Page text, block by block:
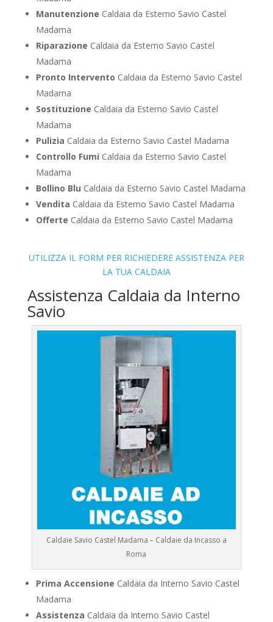
Manutenzione Caldaia da Esterno Savio Castel
Madama
Riparazione Caldaia da Esterno Savio Castel
Madama
Pronto Intervento Caldaia da Esterno Savio Castel
Madama
Sostituzione Caldaia da Esterno Savio Castel
Madama
Pulizia Caldaia da Esterno Savio Castel Madama
Controllo Fumi Caldaia da Esterno Savio Castel
Madama
Bollino Blu Caldaia da Esterno Savio Castel Madama
Vendita Caldaia da Esterno Savio Castel Madama
Offerte Caldaia da Esterno Savio Castel Madama
UTILIZZA IL FORM PER RICHIEDERE ASSISTENZA PER
LA TUA CALDAIA
Assistenza Caldaia da Interno
Savio
Caldaie Savio Castel Madama – Caldaie da Incasso a
Roma
Prima Accensione Caldaia da Interno Savio Castel
Madama
Assistenza Caldaia da Interno Savio Castel